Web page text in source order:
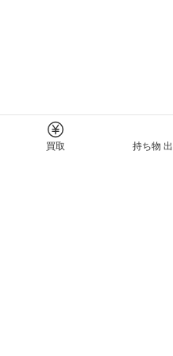
買取 持ち物